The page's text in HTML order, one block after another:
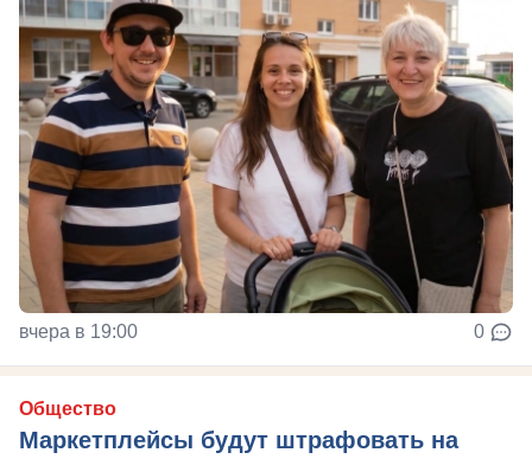
вчера в 19:00 0
Общество
Маркетплейсы будут штрафовать на